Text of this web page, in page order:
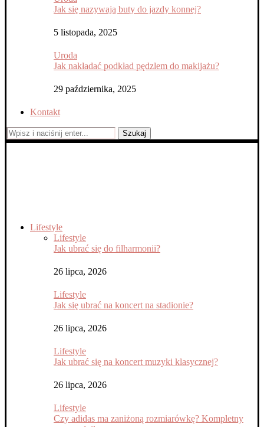
Jak się nazywają buty do jazdy konnej?
5 listopada, 2025
Uroda
Jak nakładać podkład pędzlem do makijażu?
29 października, 2025
Kontakt
Szukaj
Lifestyle
Lifestyle
Jak ubrać się do filharmonii?
26 lipca, 2026
Lifestyle
Jak się ubrać na koncert na stadionie?
26 lipca, 2026
Lifestyle
Jak ubrać się na koncert muzyki klasycznej?
26 lipca, 2026
Lifestyle
Czy adidas ma zaniżoną rozmiarówkę? Kompletny